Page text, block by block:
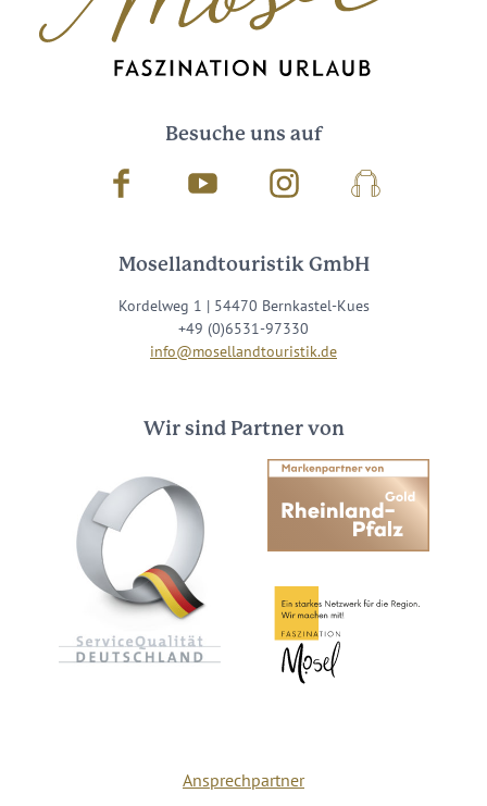
Besuche uns auf
Facebook Youtube InstagramPodcast
Mosellandtouristik GmbH
Kordelweg 1 | 54470 Bernkastel-Kues
+49 (0)6531-97330
info@mosellandtouristik.de
Wir sind Partner von
Ansprechpartner